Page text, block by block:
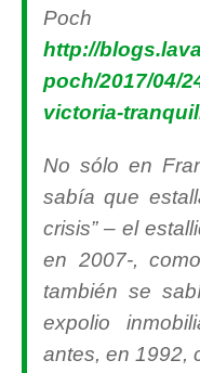
http://
poch/2017/04/
victoria-
No sólo en
sabía que
crisis” – el
en 2007-,
también se
expolio
antes, en 1992,